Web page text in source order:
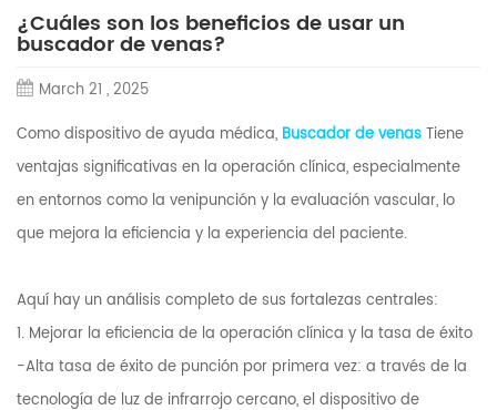
¿Cuáles son los beneficios de usar un
buscador de venas?
March 21 , 2025
Como dispositivo de ayuda médica, Buscador de venasTiene
ventajas significativas en la operación clínica, especialmente
en entornos como la venipunción y la evaluación vascular, lo
que mejora la eficiencia y la experiencia del paciente.
Aquí hay un análisis completo de sus fortalezas centrales:
1. Mejorar la eficiencia de la operación clínica y la tasa de éxito
-Alta tasa de éxito de punción por primera vez: a través de la
tecnología de luz de infrarrojo cercano, el dispositivo de